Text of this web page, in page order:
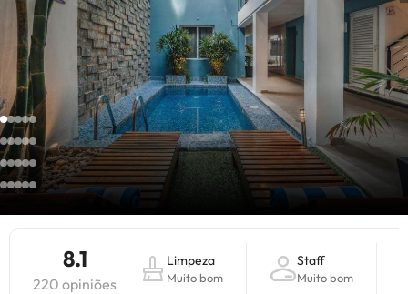
8.1
220 opiniões
Limpeza
Muito bom
Staff
Muito bom